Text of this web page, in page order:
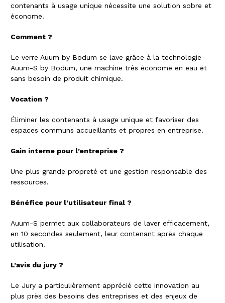
contenants à usage unique nécessite une solution sobre et
économe.
Comment ?
Le verre Auum by Bodum se lave grâce à la technologie
Auum-S by Bodum, une machine très économe en eau et
sans besoin de produit chimique.
Vocation ?
Éliminer les contenants à usage unique et favoriser des
espaces communs accueillants et propres en entreprise.
Gain interne pour l’entreprise ?
Une plus grande propreté et une gestion responsable des
ressources.
Bénéfice pour l’utilisateur final ?
Auum-S permet aux collaborateurs de laver efficacement,
en 10 secondes seulement, leur contenant après chaque
utilisation.
L’avis du jury ?
Le Jury a particulièrement apprécié cette innovation au
plus près des besoins des entreprises et des enjeux de